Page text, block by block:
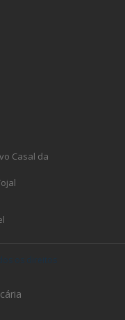
Casal da
Siga-nos
os direitos